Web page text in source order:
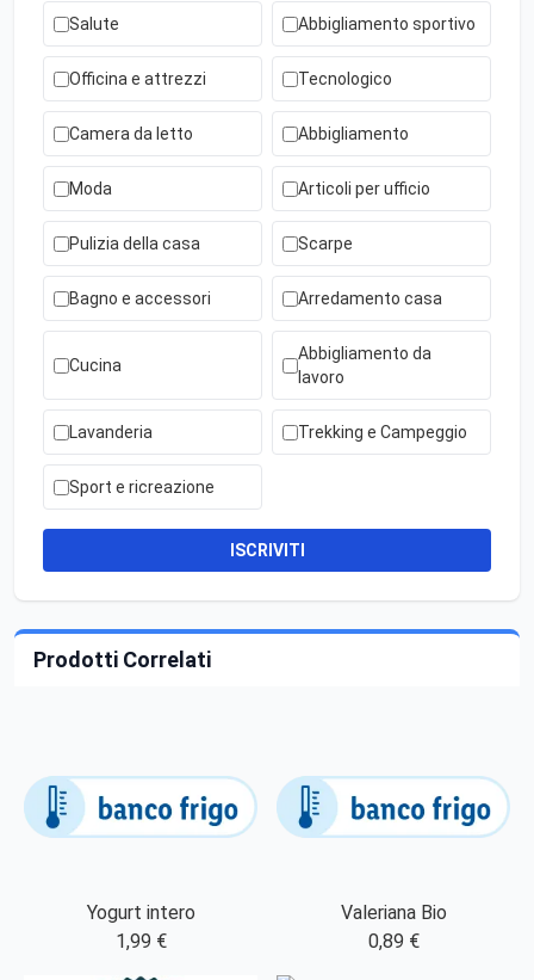
Salute Abbigliamento sportivo
Officina e attrezzi Tecnologico
Camera da letto Abbigliamento
Moda Articoli per ufficio
Pulizia della casa Scarpe
Bagno e accessori Arredamento casa
Cucina
Abbigliamento da
lavoro
Lavanderia Trekking e Campeggio
Sport e ricreazione
ISCRIVITI
Prodotti Correlati
Yogurt intero
1,99 €
Valeriana Bio
0,89 €